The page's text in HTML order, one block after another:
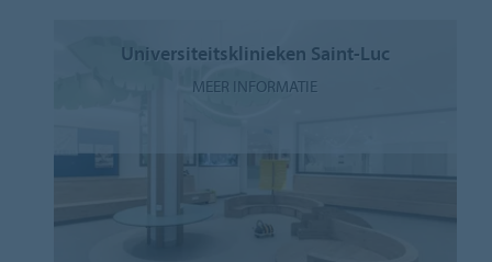
Universiteitsklinieken Saint-Luc
MEER INFORMATIE